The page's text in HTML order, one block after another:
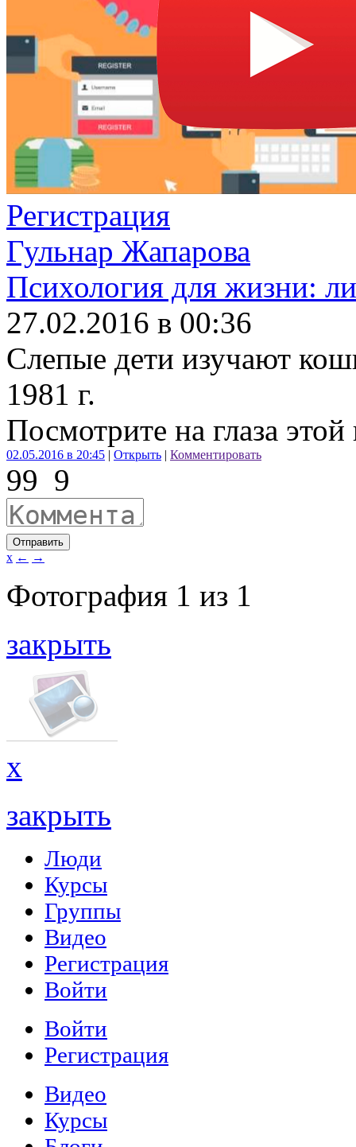
Регистрация
Гульнар Жапарова
Психология для жизни:
27.02.2016 в 00:36
Слепые дети изучают
1981 г.
Посмотрите на глаза
02.05.2016 в 20:45 | Открыть | Комментировать
99 9
Отправить
x ← →
Фотография 1 из 1
закрыть
x
закрыть